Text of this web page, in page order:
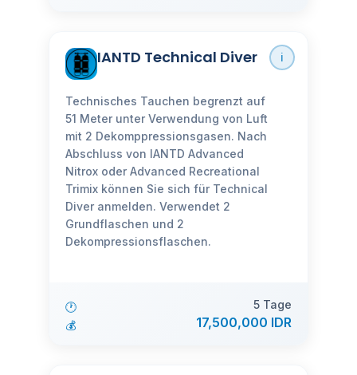
ℹ️
IANTD Technical Diver
Technisches Tauchen begrenzt auf
51 Meter unter Verwendung von Luft
mit 2 Dekomppressionsgasen. Nach
Abschluss von IANTD Advanced
Nitrox oder Advanced Recreational
Trimix können Sie sich für Technical
Diver anmelden. Verwendet 2
Grundflaschen und 2
Dekompressionsflaschen.
🕐
5 Tage
💰
17,500,000 IDR